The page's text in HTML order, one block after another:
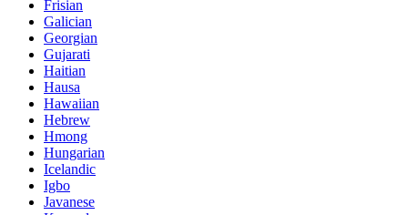
Frisian
Galician
Georgian
Gujarati
Haitian
Hausa
Hawaiian
Hebrew
Hmong
Hungarian
Icelandic
Igbo
Javanese